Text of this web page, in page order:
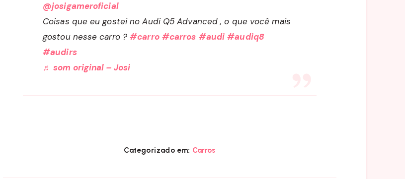
@josigameroficial
Coisas que eu gostei no Audi Q5 Advanced , o que você mais
gostou nesse carro ?#carro #carros #audi #audiq8
#audirs
♬ som original – Josi
Categorizado em: Carros